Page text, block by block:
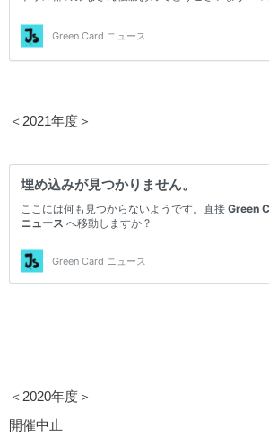
＜2021年度＞
＜2020年度＞
開催中止